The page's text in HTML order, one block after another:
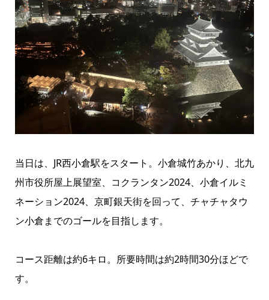
当日は、JR西小倉駅をスタート。小倉城竹あかり、北九
州市役所屋上展望室、コクランタン2024、小倉イルミ
ネーション2024、京町銀天街を回って、チャチャタウ
ン小倉までのゴールを目指します。
コース距離は約6キロ。所要時間は約2時間30分ほどで
す。